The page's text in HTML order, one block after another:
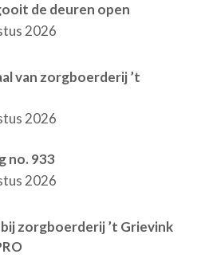
de deuren open
2026
van zorgboerderij ’t
2026
no. 933
2026
bij zorgboerderij ’t Grievink